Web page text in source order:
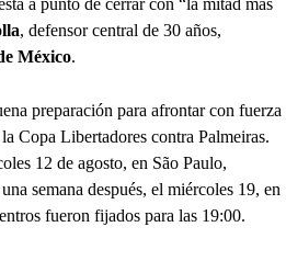
, defensor central de 30 años,
México.
preparación para afrontar con fuerza
Copa Libertadores contra Palmeiras.
12 de agosto, en São Paulo,
semana después, el miércoles 19, en
fueron fijados para las 19:00.